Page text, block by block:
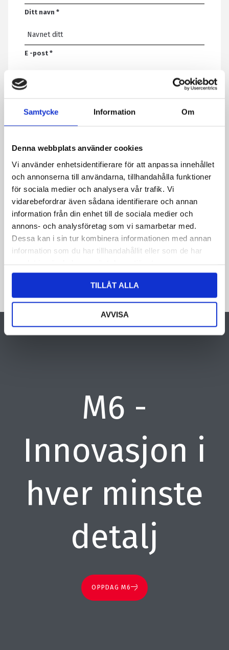
Samtycke Information Om
Denna webbplats använder cookies
Vi använder enhetsidentifierare för att anpassa innehållet
och annonserna till användarna, tillhandahålla funktioner
för sociala medier och analysera vår trafik. Vi
vidarebefordrar även sådana identifierare och annan
information från din enhet till de sociala medier och
annons- och analysföretag som vi samarbetar med.
Dessa kan i sin tur kombinera informationen med annan
information som du har tillhandahållit eller som de har
TILLÅT ALLA
AVVISA
Ditt navn *
E -post *
Ved å sende skjemaet godtar du at vi lagrer informasjon om deg.
Les mer om hvordan vi behandler personopplysningene dine i
personvernerklæringen vår.
CAPTCHA
M6 -
Innovasjon i
hver minste
detalj
OPPDAG M6